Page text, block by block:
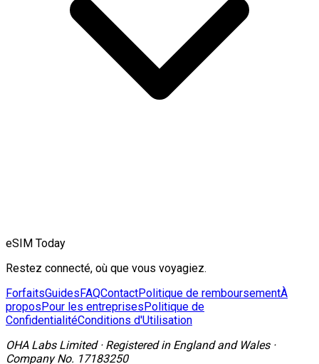
eSIM Today
Restez connecté, où que vous voyagiez.
ForfaitsGuidesFAQContactPolitique de remboursementÀ
proposPour les entreprisesPolitique de
ConfidentialitéConditions d'Utilisation
OHA Labs Limited· Registered in England and Wales·
Company No. 17183250